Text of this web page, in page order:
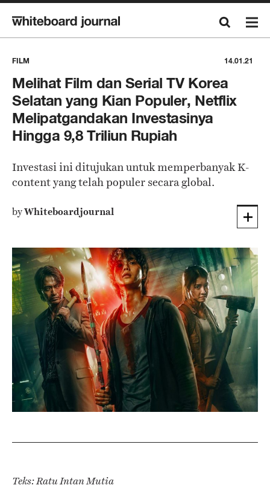
FILM 14.01.21
Melihat Film dan Serial TV Korea
Selatan yang Kian Populer, Netflix
Melipatgandakan Investasinya
Hingga 9,8 Triliun Rupiah
Investasi ini ditujukan untuk memperbanyak K-
content yang telah populer secara global.
byWhiteboardjournal
Teks: Ratu Intan Mutia